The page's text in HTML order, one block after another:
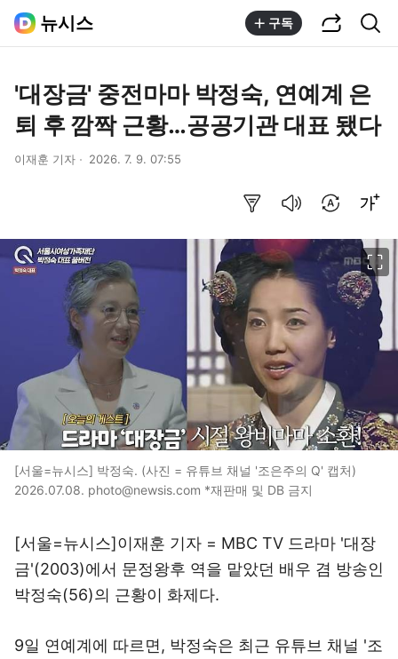
뉴시스 구독
'대장금' 중전마마 박정숙, 연예계 은
퇴 후 깜짝 근황…공공기관 대표 됐다
이재훈 기자 2026. 7. 9. 07:55
[서울=뉴시스] 박정숙. (사진 = 유튜브 채널 '조은주의 Q' 캡처)
2026.07.08. photo@newsis.com *재판매 및 DB 금지
[서울=뉴시스]이재훈 기자 = MBC TV 드라마 '대장
금'(2003)에서 문정왕후 역을 맡았던 배우 겸 방송인
박정숙(56)의 근황이 화제다.
9일 연예계에 따르면, 박정숙은 최근 유튜브 채널 '조